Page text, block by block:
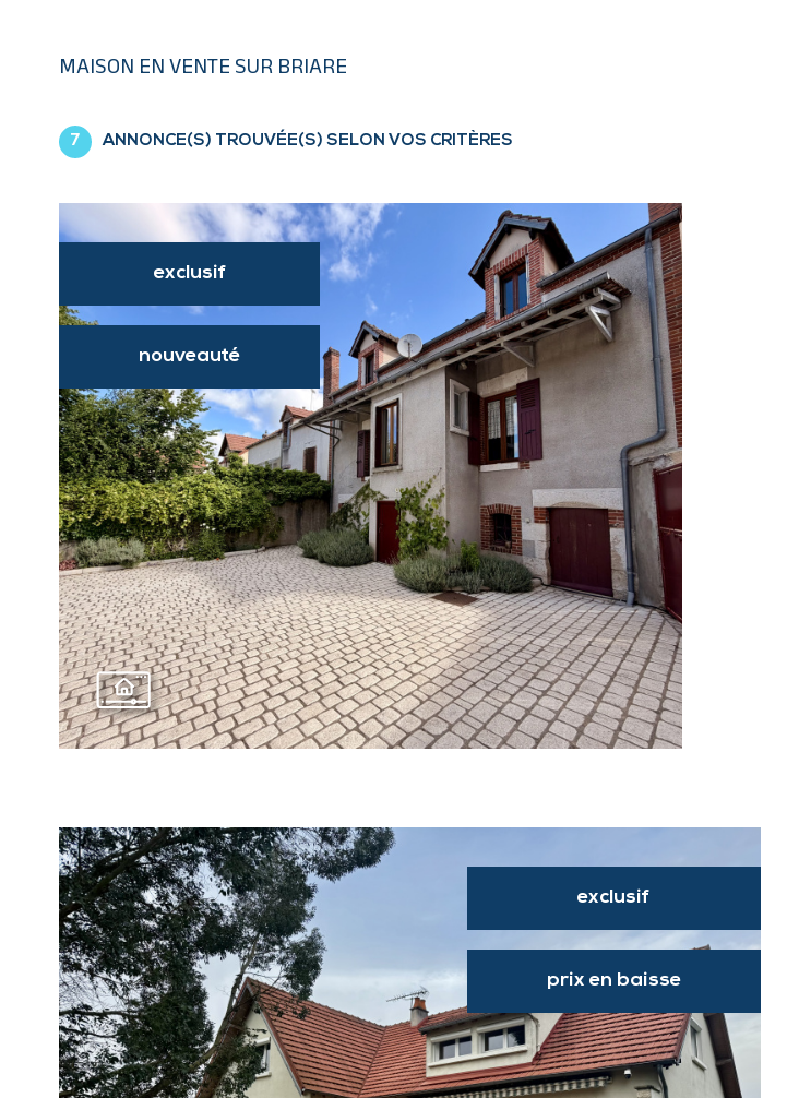
MAISON EN VENTE SUR BRIARE
7 ANNONCE(S) TROUVÉE(S) SELON VOS CRITÈRES
exclusif
nouveauté
VOIR LE
BIEN
exclusif
prix en baisse
VOIR LE